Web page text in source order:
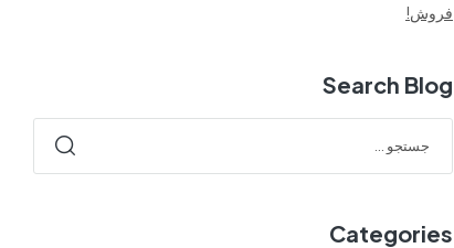
فروش!
Search Blog
Categories